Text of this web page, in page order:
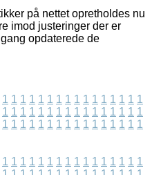
på nettet opretholdes nu
imod justeringer der er
opdaterede de
1 1 1 1 1 1 1 1 1 1 1 1 1 1 1 1
1 1 1 1 1 1 1 1 1 1 1 1 1 1 1 1
1 1 1 1 1 1 1 1 1 1 1 1 1 1 1 1
1 1 1 1 1 1 1 1 1 1 1 1 1 1 1 1